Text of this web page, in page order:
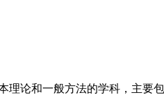
论和一般方法的学科，主要